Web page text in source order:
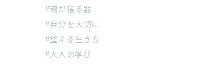
#魂が宿る器
#自分を大切に
#整える生き方
#大人の学び